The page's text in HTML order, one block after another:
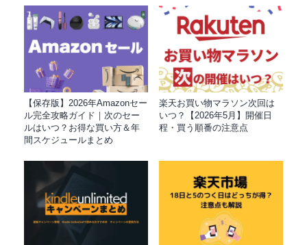
【保存版】2026年Amazonセー
ル完全攻略ガイド｜次のセー
ルはいつ？お得な買い方＆年
間スケジュールまとめ
楽天お買い物マラソン次回は
いつ？【2026年5月】開催日
程・買う順番の注意点